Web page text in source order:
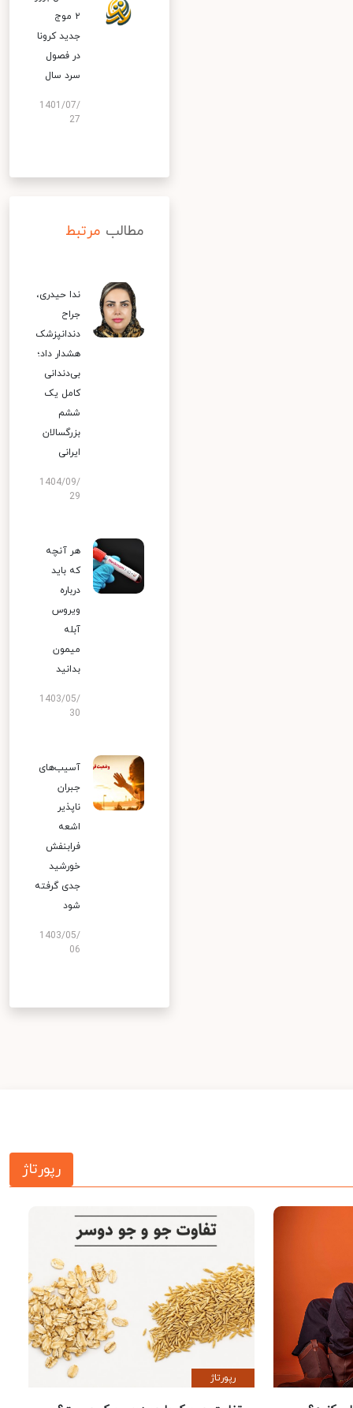
۲ موج
جدید کرونا
در فصول
سرد سال
1401/07/
27
مطالب مرتبط
ندا حیدری،
جراح
دندانپزشک
هشدار داد؛
بی‌دندانی
کامل یک
ششم
بزرگسالان
ایرانی
1404/09/
29
هر آنچه
که باید
درباره
ویروس
آبله
میمون
بدانید
1403/05/
30
آسیب‌های
جبران
ناپذیر
اشعه
فرابنفش
خورشید
جدی گرفته
شود
1403/05/
06
رپورتاژ
رپورتاژ